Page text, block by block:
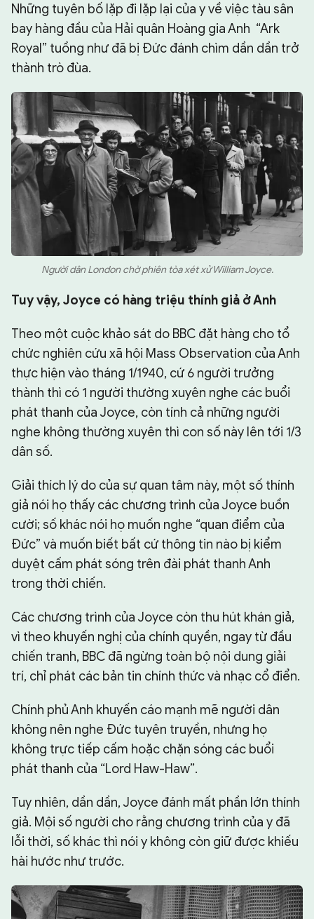
Những tuyên bố lặp đi lặp lại của y về việc tàu sân
bay hàng đầu của Hải quân Hoàng gia Anh “Ark
Royal” tuồng như đã bị Đức đánh chìm dần dần trở
thành trò đùa.
Người dân London chờ phiên tòa xét xử William Joyce.
Tuy vậy, Joyce có hàng triệu thính giả ở Anh
Theo một cuộc khảo sát do BBC đặt hàng cho tổ
chức nghiên cứu xã hội Mass Observation của Anh
thực hiện vào tháng 1/1940, cứ 6 người trưởng
thành thì có 1 người thường xuyên nghe các buổi
phát thanh của Joyce, còn tính cả những người
nghe không thường xuyên thì con số này lên tới 1/3
dân số.
Giải thích lý do của sự quan tâm này, một số thính
giả nói họ thấy các chương trình của Joyce buồn
cười; số khác nói họ muốn nghe “quan điểm của
Đức” và muốn biết bất cứ thông tin nào bị kiểm
duyệt cấm phát sóng trên đài phát thanh Anh
trong thời chiến.
Các chương trình của Joyce còn thu hút khán giả,
vì theo khuyến nghị của chính quyền, ngay từ đầu
chiến tranh, BBC đã ngừng toàn bộ nội dung giải
trí, chỉ phát các bản tin chính thức và nhạc cổ điển.
Chính phủ Anh khuyến cáo mạnh mẽ người dân
không nên nghe Đức tuyên truyền, nhưng họ
không trực tiếp cấm hoặc chặn sóng các buổi
phát thanh của “Lord Haw-Haw”.
Tuy nhiên, dần dần, Joyce đánh mất phần lớn thính
giả. Mội số người cho rằng chương trình của y đã
lỗi thời, số khác thì nói y không còn giữ được khiếu
hài hước như trước.